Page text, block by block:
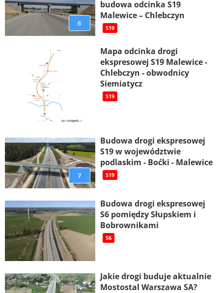
6
budowa odcinka S19
Malewice – Chlebczyn
S19
Mapa odcinka drogi
ekspresowej S19 Malewice -
Chlebczyn - obwodnicy
Siemiatycz
S19
7
Budowa drogi ekspresowej
S19 w województwie
podlaskim - Boćki - Malewice
S19
Budowa drogi ekspresowej
S6 pomiędzy Słupskiem i
Bobrownikami
S6
Jakie drogi buduje aktualnie
Mostostal Warszawa SA?